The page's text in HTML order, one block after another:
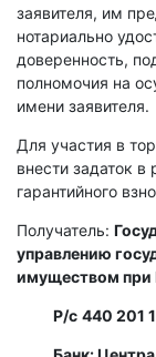
заявителя, им
нотариально
доверенность,
полномочия на
имени заявителя.
Для участия в
внести задаток в
гарантийного
Получатель:
управлению
имуществом при
Р/с 440 201